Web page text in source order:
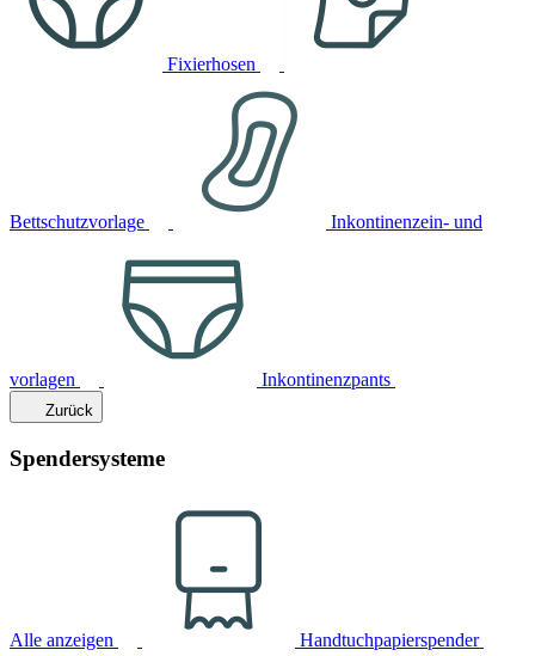
Fixierhosen
Bettschutzvorlage Inkontinenzein- und
vorlagen Inkontinenzpants
Zurück
Spendersysteme
Alle anzeigen Handtuchpapierspender